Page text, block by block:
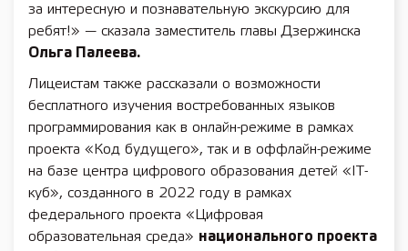
за интересную и познавательную экскурсию для
ребят!» — сказала заместитель главы Дзержинска
Ольга Палеева.
Лицеистам также рассказали о возможности
бесплатного изучения востребованных языков
программирования как в онлайн-режиме в рамках
проекта «Код будущего», так и в оффлайн-режиме
на базе центра цифрового образования детей «IT-
куб», созданного в 2022 году в рамках
федерального проекта «Цифровая
образовательная среда» национального проекта